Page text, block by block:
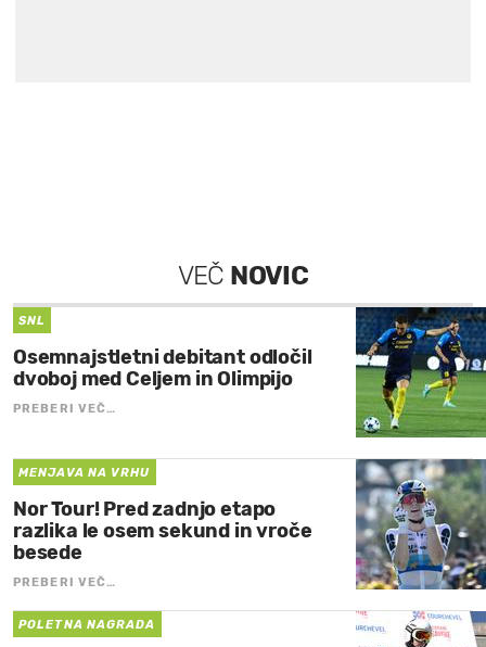
VEČ NOVIC
SNL
Osemnajstletni debitant odločil
dvoboj med Celjem in Olimpijo
PREBERI VEČ…
MENJAVA NA VRHU
Nor Tour! Pred zadnjo etapo
razlika le osem sekund in vroče
besede
PREBERI VEČ…
POLETNA NAGRADA